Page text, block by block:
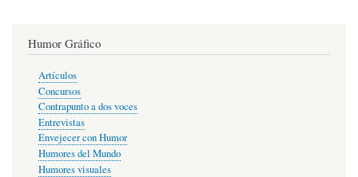
Humor Gráfico
Artículos
Concursos
Contrapunto a dos voces
Entrevistas
Envejecer con Humor
Humores del Mundo
Humores visuales